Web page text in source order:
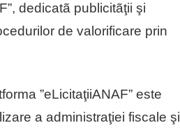
dedicatã publicitãţii şi
de valorificare prin
”eLicitaţiiANAF” este
a administraţiei fiscale şi